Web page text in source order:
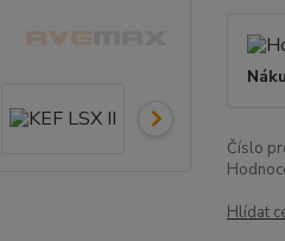
Číslo
Hlídat